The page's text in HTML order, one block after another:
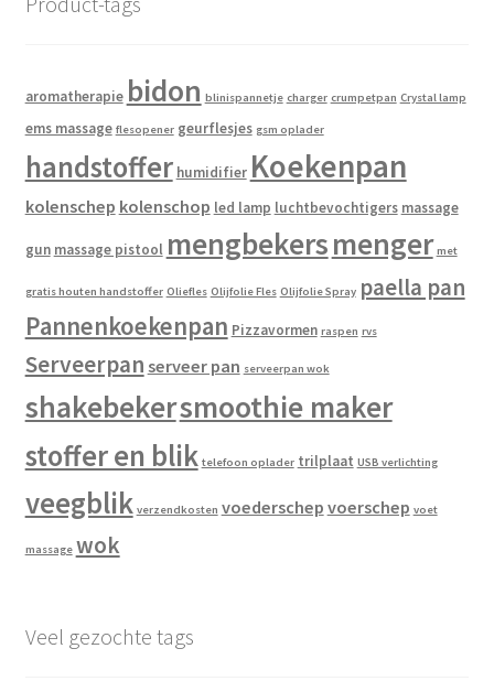
aromatherapie bidon blinispannetje charger crumpetpan Crystal lamp
ems massage flesopener geurflesjes gsm oplader
handstoffer humidifier Koekenpan
kolenschep kolenschop led lamp luchtbevochtigers massage
gun massage pistool mengbekersmenger met
gratis houten handstoffer Oliefles Olijfolie Fles Olijfolie Spray paella pan
Pannenkoekenpan Pizzavormen raspen rvs
Serveerpan serveer pan serveerpan wok
shakebekersmoothie maker
stoffer en blik telefoon oplader trilplaat USB verlichting
veegblik verzendkosten voederschep voerschep voet
massage wok
Veel gezochte tags